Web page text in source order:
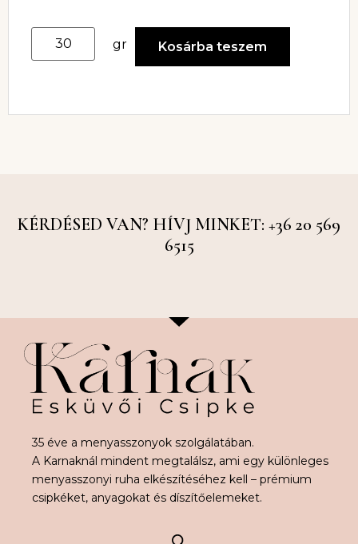
gr Kosárba teszem
KÉRDÉSED VAN? HÍVJ MINKET: +36 20 569
6515
35 éve a menyasszonyok szolgálatában.
A Karnaknál mindent megtalálsz, ami egy különleges
menyasszonyi ruha elkészítéséhez kell – prémium
csipkéket, anyagokat és díszítőelemeket.